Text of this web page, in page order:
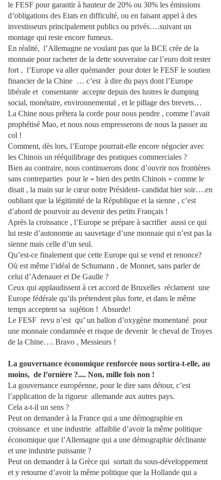
le FESF pour garantir à hauteur de 20% ou 30% les émissions
d’obligations des Etats en difficulté, ou en faisant appel à des
investisseurs principalement publics ou privés….suivant un
montage qui reste encore fumeux.
En réalité, l’Allemagne ne voulant pas que la BCE crée de la
monnaie pour racheter de la dette souveraine car l’euro doit rester
fort , l’Europe va aller quémander pour doter le FESF le soutien
financier de la Chine … c’est à dire du pays dont l’Europe
libérale et consentante accepte depuis des lustres le dumping
social, monétaire, environnemental , et le pillage des brevets…
La Chine nous prêtera la corde pour nous pendre , comme l’avait
prophétisé Mao, et nous nous empresserons de nous la passer au
col !
Comment, dès lors, l’Europe pourrait-elle encore négocier avec
les Chinois un rééquilibrage des pratiques commerciales ?
Bien au contraire, nous continuerons donc d’ouvrir nos frontières
sans contreparties pour le « bien des petits Chinois » comme le
disait , la main sur le cœur notre Président- candidat hier soir….en
oubliant que la légitimité de la République et la sienne , c’est
d’abord de pourvoir au devenir des petits Français !
Après la croissance , l’Europe se prépare à sacrifier aussi ce qui
lui reste d’autonomie au sauvetage d’une monnaie qui n’est pas la
sienne mais celle d’un seul.
Qu’est-ce finalement que cette Europe qui se vend et renonce?
Où est même l’idéal de Schumann , de Monnet, sans parler de
celui d’Adenauer et De Gaulle ?
Ceux qui applaudissent à cet accord de Bruxelles réclament une
Europe fédérale qu’ils prétendent plus forte, et dans le même
temps acceptent sa sujétion ! Absurde!
Le FESF revu n’est qu’ un ballon d’oxygène momentané pour
une monnaie condamnée et risque de devenir le cheval de Troyes
de la Chine…. Bravo , Messieurs !
La gouvernance économique renforcée nous sortira-t-elle, au
moins, de l’ornière ?.... Non, mille fois non !
La gouvernance européenne, pour le dire sans détour, c’est
l’application de la rigueur allemande aux autres pays.
Cela a-t-il un sens ?
Peut on demander à la France qui a une démographie en
croissance et une industrie affaiblie d’avoir la même politique
économique que l’Allemagne qui a une démographie déclinante
et une industrie puissante ?
Peut on demander à la Grèce qui sortait du sous-développement
et y retourne d’avoir la même politique que la Hollande qui a